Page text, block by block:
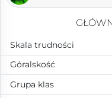
Skala trudności
Góralskość
Grupa klas